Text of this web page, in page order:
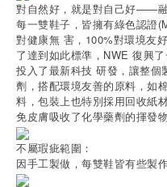
對自然好，就是對自己好——
每一雙鞋子，皆擁有綠色認證
對健康無 害，100%對環境友
了達到如此標準，NWE 復興
投入了最新科技 研發，讓整個
劑，搭配環境友善的原料，如
料，包裝上也特別採用回收紙
免皮膚吸收了化學藥劑的揮發
不屬瑕疵範圍：
因手工製做，每雙鞋皆有些製